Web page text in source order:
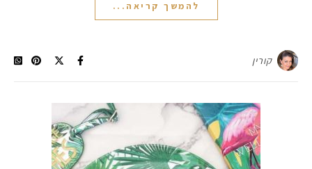
להמשך קריאה...
קורין